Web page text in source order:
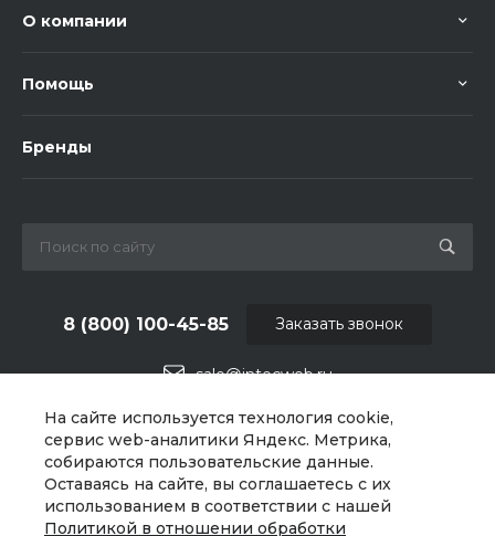
На сайте используется технология cookie,
сервис web-аналитики Яндекс. Метрика,
собираются пользовательские данные.
Оставаясь на сайте, вы соглашаетесь с их
использованием в соответствии с нашей
Политикой в отношении обработки
О компании
Помощь
Бренды
sale@intecweb.ru
8 (800) 100-45-85
г. Челябинск, ул.Свободы, д.93, оф. 6
Заказать звонок